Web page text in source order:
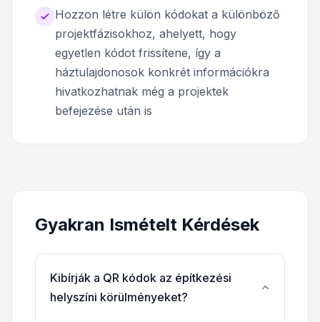
Hozzon létre külön kódokat a különböző
projektfázisokhoz, ahelyett, hogy
egyetlen kódot frissítene, így a
háztulajdonosok konkrét információkra
hivatkozhatnak még a projektek
befejezése után is
Gyakran Ismételt Kérdések
Kibírják a QR kódok az építkezési
helyszíni körülményeket?